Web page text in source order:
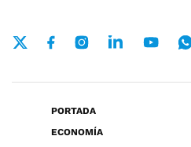
PORTADA
ECONOMÍA